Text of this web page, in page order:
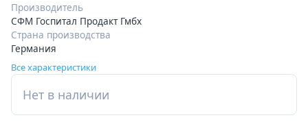
Производитель
СФМ Госпитал Продакт Гмбх
Страна производства
Германия
Все характеристики
Нет в наличии